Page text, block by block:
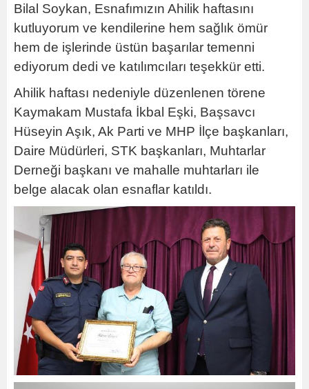
Bilal Soykan, Esnafımızın Ahilik haftasını
kutluyorum ve kendilerine hem sağlık ömür
hem de işlerinde üstün başarılar temenni
ediyorum dedi ve katılımcıları teşekkür etti.
Ahilik haftası nedeniyle düzenlenen törene
Kaymakam Mustafa İkbal Eşki, Başsavcı
Hüseyin Aşık, Ak Parti ve MHP İlçe başkanları,
Daire Müdürleri, STK başkanları, Muhtarlar
Derneği başkanı ve mahalle muhtarları ile
belge alacak olan esnaflar katıldı.